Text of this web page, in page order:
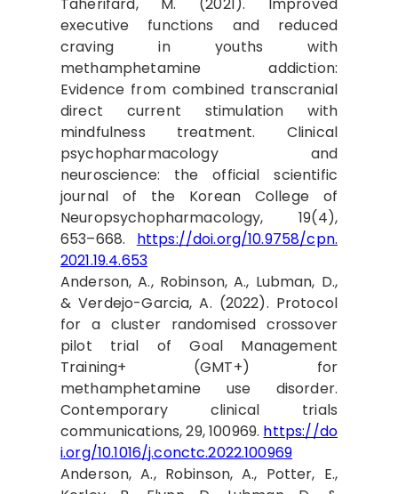
executive functions and reduced
craving in youths with
methamphetamine addiction:
Evidence from combined transcranial
direct current stimulation with
mindfulness treatment. Clinical
psychopharmacology and
neuroscience: the official scientific
journal of the Korean College of
Neuropsychopharmacology, 19(4),
653–668. https://doi.org/10.9758/cpn.
2021.19.4.653
Anderson, A., Robinson, A., Lubman, D.,
& Verdejo-Garcia, A. (2022). Protocol
for a cluster randomised crossover
pilot trial of Goal Management
Training+ (GMT+) for
methamphetamine use disorder.
Contemporary clinical trials
communications, 29, 100969. https://do
i.org/10.1016/j.conctc.2022.100969
Anderson, A., Robinson, A., Potter, E.,